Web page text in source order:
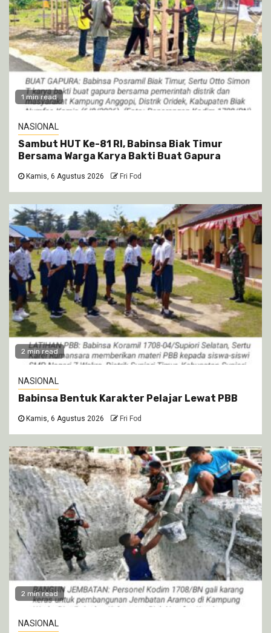
1 min read
NASIONAL
Sambut HUT Ke-81 RI, Babinsa Biak Timur
Bersama Warga Karya Bakti Buat Gapura
Kamis, 6 Agustus 2026 Fri Fod
2 min read
NASIONAL
Babinsa Bentuk Karakter Pelajar Lewat PBB
Kamis, 6 Agustus 2026 Fri Fod
2 min read
NASIONAL